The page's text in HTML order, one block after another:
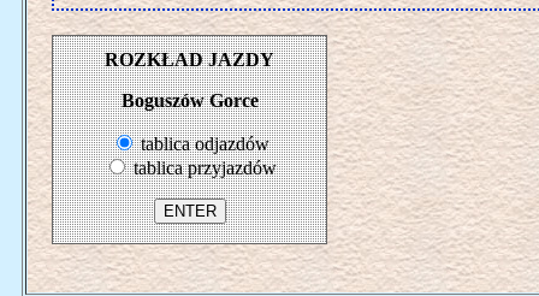
ROZKŁAD JAZDY
Boguszów Gorce
tablica odjazdów
tablica przyjazdów